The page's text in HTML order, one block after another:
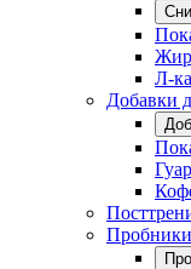
Л-
Добавки